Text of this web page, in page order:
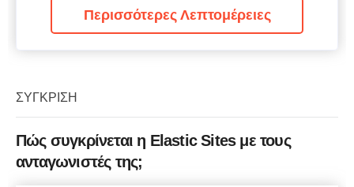
Περισσότερες Λεπτομέρειες
ΣΎΓΚΡΙΣΗ
Πώς συγκρίνεται η Elastic Sites με τους
ανταγωνιστές της;